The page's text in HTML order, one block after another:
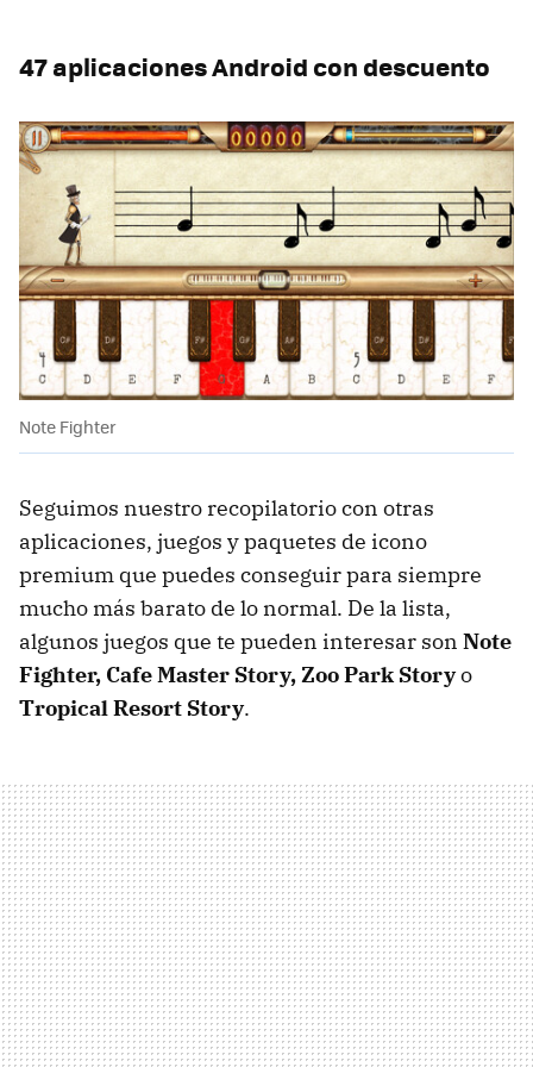
47 aplicaciones Android con descuento
Note Fighter
Seguimos nuestro recopilatorio con otras
aplicaciones, juegos y paquetes de icono
premium que puedes conseguir para siempre
mucho más barato de lo normal. De la lista,
algunos juegos que te pueden interesar son Note
Fighter, Cafe Master Story, Zoo Park Storyo
Tropical Resort Story.